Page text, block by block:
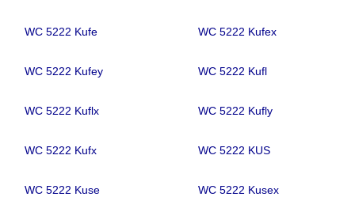
WC 5222 Kufe WC 5222 Kufex
WC 5222 Kufey WC 5222 Kufl
WC 5222 Kuflx WC 5222 Kufly
WC 5222 Kufx WC 5222 KUS
WC 5222 Kuse WC 5222 Kusex